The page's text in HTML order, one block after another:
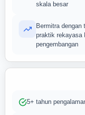
skala besar
Bermitra dengan
praktik rekayasa
pengembangan
5+ tahun